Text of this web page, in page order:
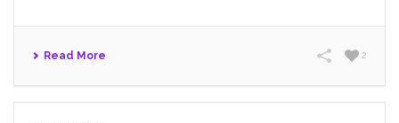
Read More 2